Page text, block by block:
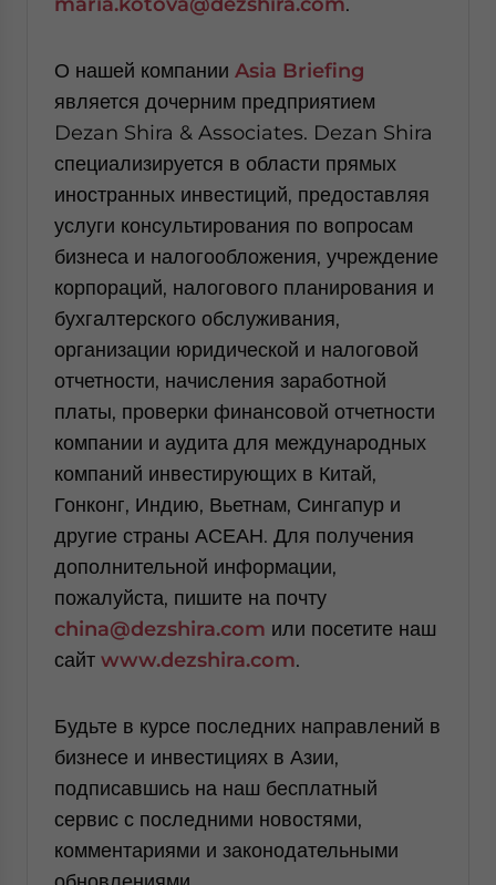
О нашей компании Asia Briefing
является дочерним предприятием
Dezan Shira & Associates. Dezan Shira
специализируется в области прямых
иностранных инвестиций, предоставляя
услуги консультирования по вопросам
бизнеса и налогообложения, учреждение
корпораций, налогового планирования и
бухгалтерского обслуживания,
организации юридической и налоговой
отчетности, начисления заработной
платы, проверки финансовой отчетности
компании и аудита для международных
компаний инвестирующих в Китай,
Гонконг, Индию, Вьетнам, Сингапур и
другие страны АСЕАН. Для получения
дополнительной информации,
пожалуйста, пишите на почту
china@dezshira.com или посетите наш
сайт www.dezshira.com.
Будьте в курсе последних направлений в
бизнесе и инвестициях в Азии,
подписавшись на наш бесплатный
сервис с последними новостями,
комментариями и законодательными